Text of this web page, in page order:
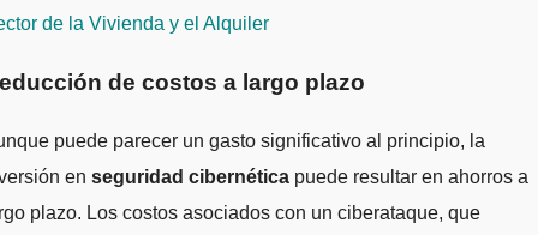
de la Vivienda y el Alquiler
de costos a largo plazo
puede parecer un gasto significativo al principio, la
en seguridad cibernética puede resultar en ahorros a
plazo. Los costos asociados con un ciberataque, que